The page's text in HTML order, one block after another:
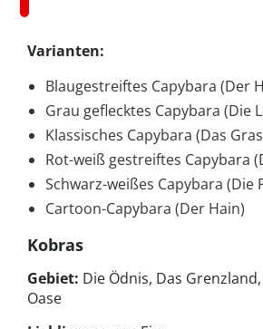
Varianten:
Blaugestreiftes Capybara (Der
Grau geflecktes Capybara (Die
Klassisches Capybara (Das
Rot-weiß gestreiftes Capybara
Schwarz-weißes Capybara (Die
Cartoon-Capybara (Der Hain)
Kobras
Gebiet: Die Ödnis, Das
Oase